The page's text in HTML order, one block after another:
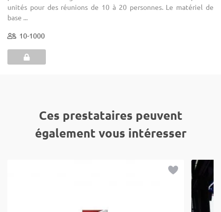
unités pour des réunions de 10 à 20 personnes. Le matériel de
base ...
10-1000
Ces prestataires peuvent
également vous intéresser